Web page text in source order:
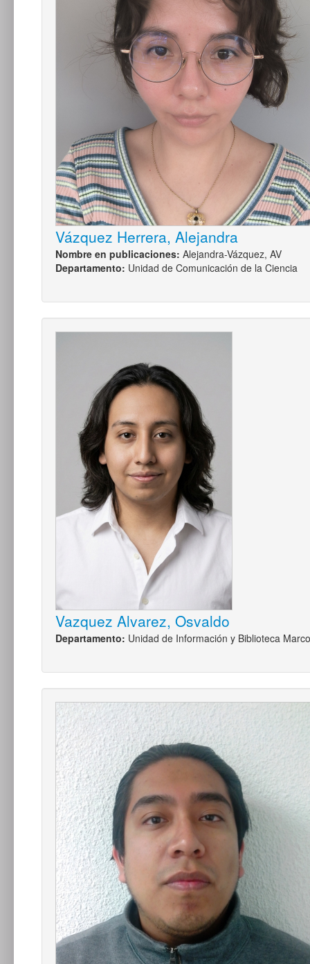
Vázquez Herrera, Alejandra
Nombre en publicaciones: Alejandra-Vázquez, AV
Departamento: Unidad de Comunicación de la Ciencia
Vazquez Alvarez, Osvaldo
Departamento: Unidad de Información y Biblioteca